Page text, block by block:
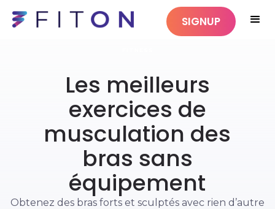
SIGNUP
Les meilleurs
exercices de
musculation des
bras sans
équipement
Obtenez des bras forts et sculptés avec rien d’autre